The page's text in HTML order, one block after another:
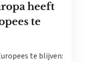
heeft
te
te blijven: